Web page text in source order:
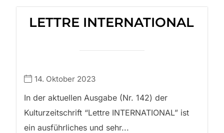
LETTRE INTERNATIONAL
14. Oktober 2023
In der aktuellen Ausgabe (Nr. 142) der
Kulturzeitschrift “Lettre INTERNATIONAL” ist
ein ausführliches und sehr...